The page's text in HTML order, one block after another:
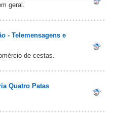
geral.
- Telemensagens e
de cestas.
Quatro Patas‎